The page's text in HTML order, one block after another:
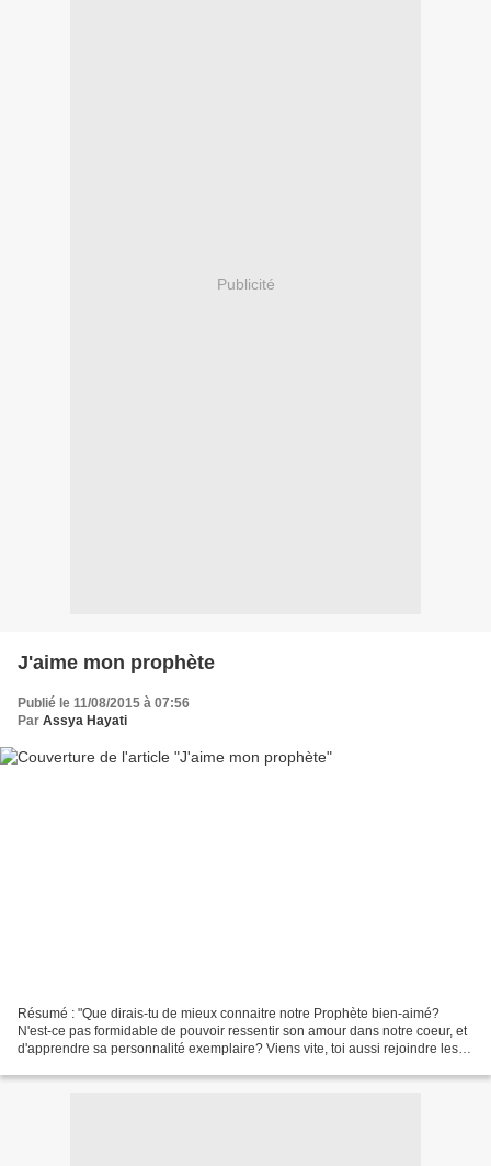
Publicité
J'aime mon prophète
Publié le 11/08/2015 à 07:56
Par Assya Hayati
Résumé : "Que dirais-tu de mieux connaitre notre Prophète bien-aimé?
N'est-ce pas formidable de pouvoir ressentir son amour dans notre coeur, et
d'apprendre sa personnalité exemplaire? Viens vite, toi aussi rejoindre les